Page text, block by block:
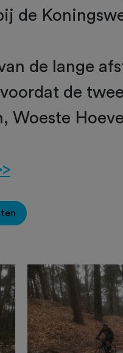
de
de lange
de
Woeste